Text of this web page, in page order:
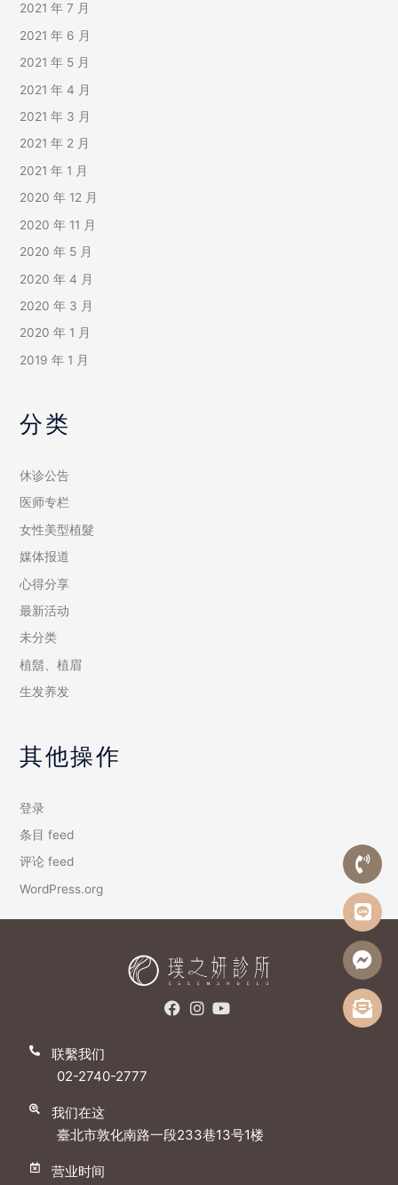
2021 年 7 月
2021 年 6 月
2021 年 5 月
2021 年 4 月
2021 年 3 月
2021 年 2 月
2021 年 1 月
2020 年 12 月
2020 年 11 月
2020 年 5 月
2020 年 4 月
2020 年 3 月
2020 年 1 月
2019 年 1 月
分类
休诊公告
医师专栏
女性美型植髮
媒体报道
心得分享
最新活动
未分类
植鬍、植眉
生发养发
其他操作
登录
条目 feed
评论 feed
WordPress.org
联繫我们
02-2740-2777
我们在这
臺北市敦化南路一段233巷13号1楼
营业时间